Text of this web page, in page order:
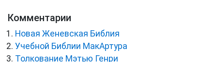
Комментарии
Новая Женевская Библия
Учебной Библии МакАртура
Толкование Мэтью Генри